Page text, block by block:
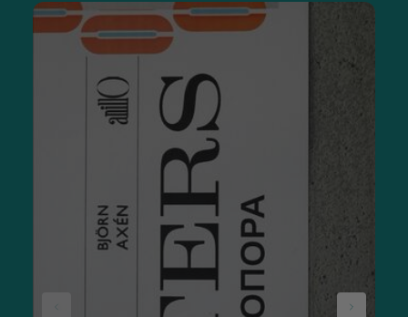
Мережа магазинів косметики Sisters пропонує кондиціонер
для пошкодженого волосся за найкращими цінами.
Інтернет-магазин sisters.co.ua співпрацює з українськими,
брендами. Купити кондиціонери для пошкодженого
волосся можна з доставкою по Україні Новою Поштою або
відвідавши один із магазинів мережі Sisters у Рівному,
Львові чи Луцьку.